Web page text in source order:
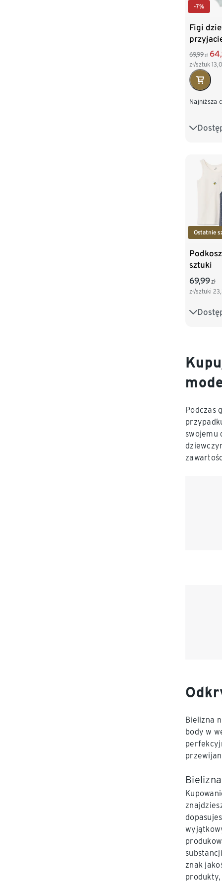
-7%
Figi
69,99 zł
zł/sztuk
Najniższa
86/92
134/140
Ostatnie
sztuki
69,99zł
zł/sztuki
86/92
Podczas
swojemu
Bielizna
body w
znak